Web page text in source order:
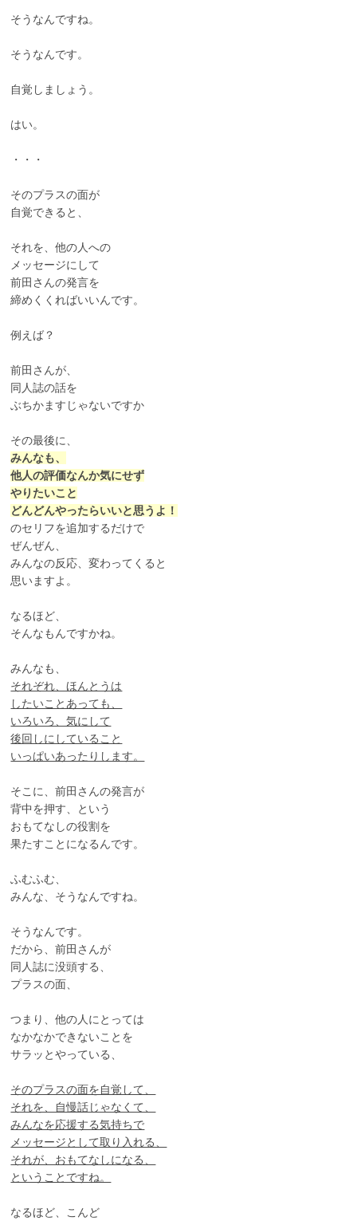
そうなんですね。
そうなんです。
自覚しましょう。
はい。
・・・
そのプラスの面が
自覚できると、
それを、他の人への
メッセージにして
前田さんの発言を
締めくくればいいんです。
例えば？
前田さんが、
同人誌の話を
ぶちかますじゃないですか
その最後に、
みんなも、
他人の評価なんか気にせず
やりたいこと
どんどんやったらいいと思うよ！
のセリフを追加するだけで
ぜんぜん、
みんなの反応、変わってくると
思いますよ。
なるほど、
そんなもんですかね。
みんなも、
それぞれ、ほんとうは
したいことあっても、
いろいろ、気にして
後回しにしていること
いっぱいあったりします。
そこに、前田さんの発言が
背中を押す、という
おもてなしの役割を
果たすことになるんです。
ふむふむ、
みんな、そうなんですね。
そうなんです。
だから、前田さんが
同人誌に没頭する、
プラスの面、
つまり、他の人にとっては
なかなかできないことを
サラッとやっている、
そのプラスの面を自覚して、
それを、自慢話じゃなくて、
みんなを応援する気持ちで
メッセージとして取り入れる、
それが、おもてなしになる、
ということですね。
なるほど、こんど